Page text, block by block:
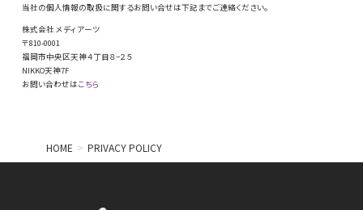
当社の個人情報の取扱に関するお問い合せは下記までご連絡ください。
株式会社 メディアーツ
〒810-0001
福岡市中央区天神４丁目８−２５
NIKKO天神7F
お問い合わせはこちら
HOME PRIVACY POLICY